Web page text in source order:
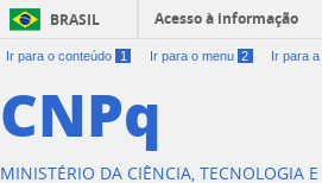
BRASIL Acesso à informação
Ir para o conteúdo 1 Ir para o menu 2 Ir para
CNPq
MINISTÉRIO DA CIÊNCIA, TECNOLOGIA